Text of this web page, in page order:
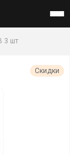
3 шт
Скидки